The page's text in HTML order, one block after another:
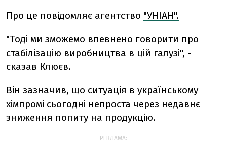
Про це повідомляє агентство "УНІАН".
"Тоді ми зможемо впевнено говорити про
стабілізацію виробництва в цій галузі", -
сказав Клюєв.
Він зазначив, що ситуація в українському
хімпромі сьогодні непроста через недавнє
зниження попиту на продукцію.
РЕКЛАМА: